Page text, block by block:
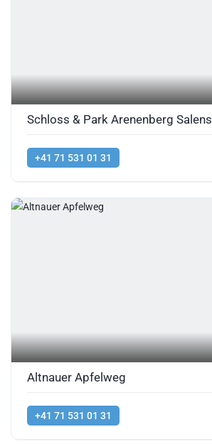
Schloss & Park Arenenberg
+41 71 531 01 31
Altnauer Apfelweg
+41 71 531 01 31